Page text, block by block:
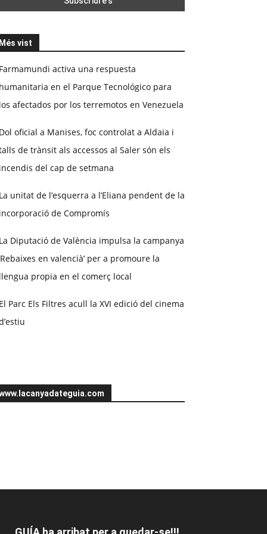
Més vist
Farmamundi activa una respuesta
humanitaria en el Parque Tecnológico para
los afectados por los terremotos en Venezuela
Dol oficial a Manises, foc controlat a Aldaia i
de trànsit als accessos al Saler són els
incendis del cap de setmana
La unitat de l’esquerra a l’Eliana pendent de la
incorporació de Compromís
La Diputació de València impulsa la campanya
en valencià’ per a promoure la
llengua propia en el comerç local
El Parc Els Filtres acull la XVI edició del cinema